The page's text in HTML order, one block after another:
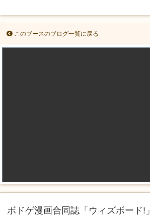
このブースのブログ一覧に戻る
ボドゲ漫画合同誌「ウィズボード!